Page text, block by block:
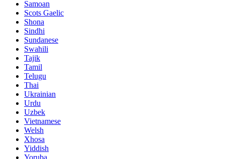
Samoan
Scots Gaelic
Shona
Sindhi
Sundanese
Swahili
Tajik
Tamil
Telugu
Thai
Ukrainian
Urdu
Uzbek
Vietnamese
Welsh
Xhosa
Yiddish